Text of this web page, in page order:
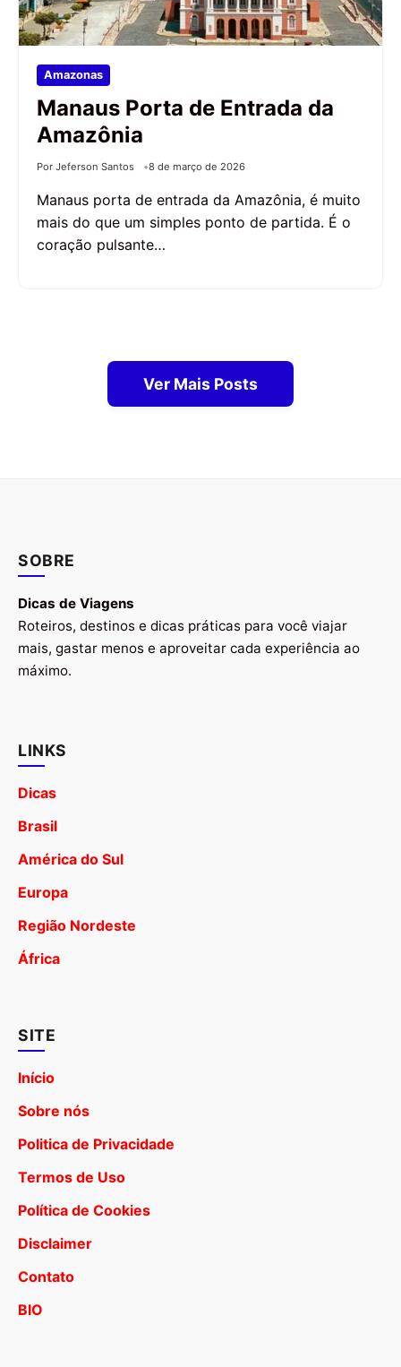
Amazonas
Manaus Porta de Entrada da
Amazônia
Por Jeferson Santos 8 de março de 2026
Manaus porta de entrada da Amazônia, é muito
mais do que um simples ponto de partida. É o
coração pulsante…
Ver Mais Posts
SOBRE
Dicas de Viagens
Roteiros, destinos e dicas práticas para você viajar
mais, gastar menos e aproveitar cada experiência ao
máximo.
LINKS
Dicas
Brasil
América do Sul
Europa
Região Nordeste
África
SITE
Início
Sobre nós
Politica de Privacidade
Termos de Uso
Política de Cookies
Disclaimer
Contato
BIO